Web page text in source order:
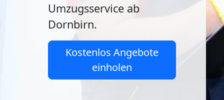
Umzugsservice ab
Dornbirn.
Kostenlos Angebote
einholen